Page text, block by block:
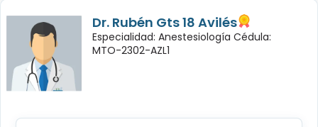
Dr. Rubén Gts 18 Avilés
Especialidad: Anestesiología Cédula:
MTO-2302-AZL1